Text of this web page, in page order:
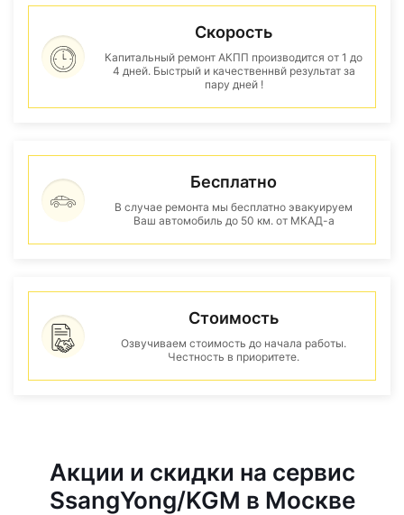
Скорость
Капитальный ремонт АКПП производится от 1 до
4 дней. Быстрый и качественнвй результат за
пару дней !
Бесплатно
В случае ремонта мы бесплатно эвакуируем
Ваш автомобиль до 50 км. от МКАД-а
Стоимость
Озвучиваем стоимость до начала работы.
Честность в приоритете.
Акции и скидки на сервис
SsangYong/KGM в Москве